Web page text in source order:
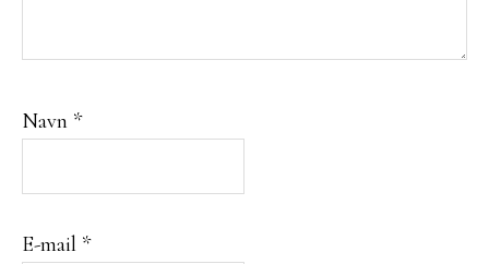
Navn *
E-mail *